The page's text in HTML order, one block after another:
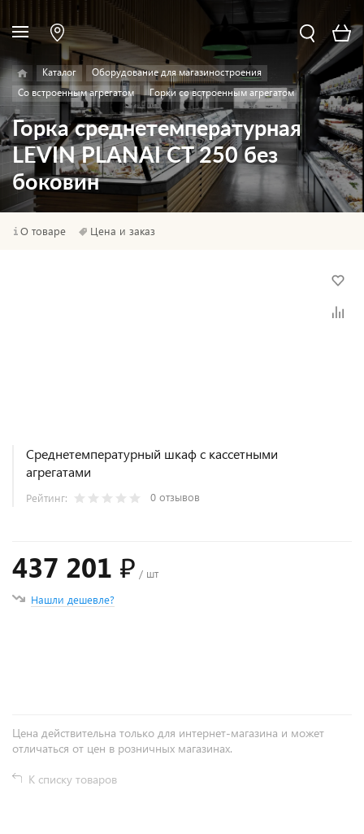
Каталог
Оборудование для магазиностроения
Со встроенным агрегатом
Горки со встроенным агрегатом
Горка среднетемпературная
LEVIN PLANAI CT 250 без
боковин
О товаре Цена и заказ
Среднетемпературный шкаф с кассетными
агрегатами
Рейтинг: 0 отзывов
437 201 ₽ / шт
Нашли дешевле?
Цена действительна только для интернет-магазина и может
отличаться от цен в розничных магазинах.
К списку товаров